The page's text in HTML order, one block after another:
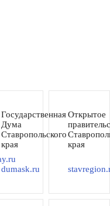
Государственная
Дума
Ставропольского
края
dumask.ru
Открытое
края